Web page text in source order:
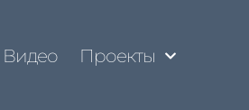
Видео Проекты